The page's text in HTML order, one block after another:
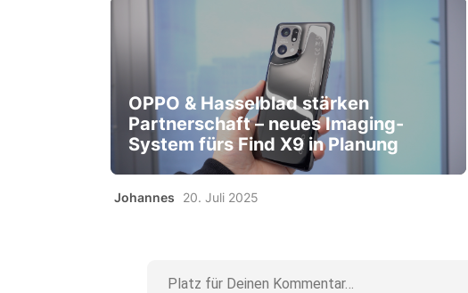
OPPO & Hasselblad stärken
Partnerschaft – neues Imaging-
System fürs Find X9 in Planung
Johannes 20. Juli 2025